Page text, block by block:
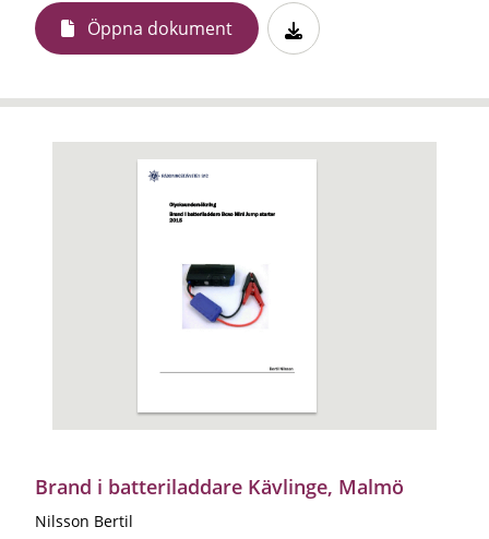
Öppna dokument
Brand i batteriladdare Kävlinge, Malmö
Nilsson Bertil